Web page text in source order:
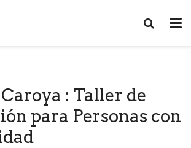
: Taller de
para Personas con